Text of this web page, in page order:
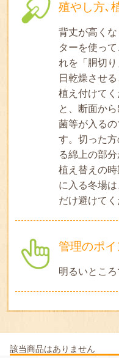
殖やし方､
背丈が高く
ターを使っ
れを「胴切
日乾燥させ
植え付けて
と、断面か
菌等が入る
す。切った
る綿上の部
植え替えの
に入る冬場
だけ避けてく
管理のポイ
明るいところ
該当商品はありません